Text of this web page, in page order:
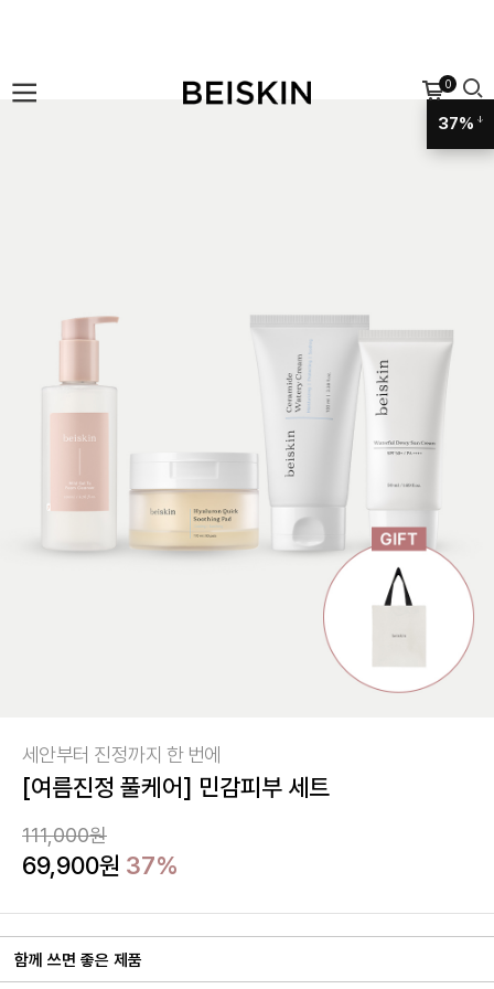
0
37%
세안부터 진정까지 한 번에
[여름진정 풀케어] 민감피부 세트
111,000원
69,900원 37%
함께 쓰면 좋은 제품